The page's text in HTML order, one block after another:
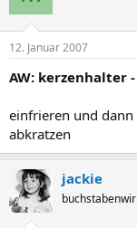
12. Januar 2007
AW: kerzenhalter
einfrieren und dann
abkratzen
jackie